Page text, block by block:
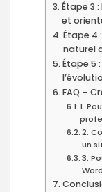
Étape 3
et
Étape 4
naturel
Étape 5
FAQ –
1.
2.
un
3.